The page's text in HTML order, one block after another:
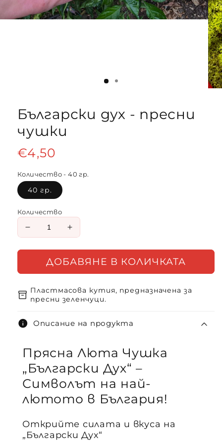
Български дух - пресни
чушки
Редовна
€4,50
Количество - 40 гр.
40 гр.
Количество
Намаляване
количеството
Български
пресни
Увеличете
за
Български
дух
пресни
чушки
ДОБАВЯНЕ В КОЛИЧКАТА
inventory_2 Пластмасова кутия, предназначена за
пресни зеленчуци.
info Описание на продукта
Прясна Люта Чушка
„Български Дух“ –
Символът на най-
лютото в България!
Открийте силата и вкуса на
„Български Дух“